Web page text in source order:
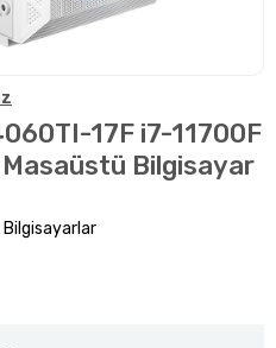
17F i7-11700F
Bilgisayar